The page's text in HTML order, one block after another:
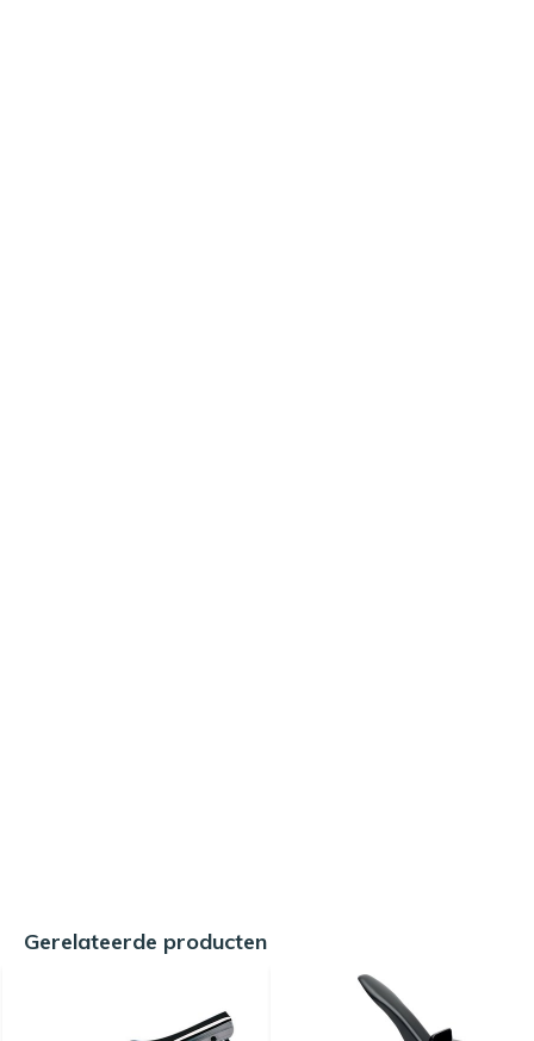
Gerelateerde producten